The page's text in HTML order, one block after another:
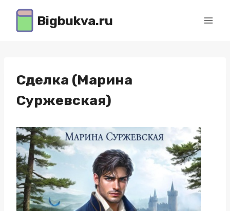
Перейти
содержимому
Bigbukva.ru
Сделка (Марина
Суржевская)